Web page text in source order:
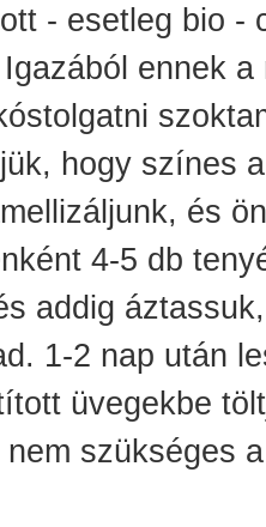
- esetleg bio -
ennek
hogy színes
és
4-5 db
addig
1-2 nap után
üvegekbe
szükséges